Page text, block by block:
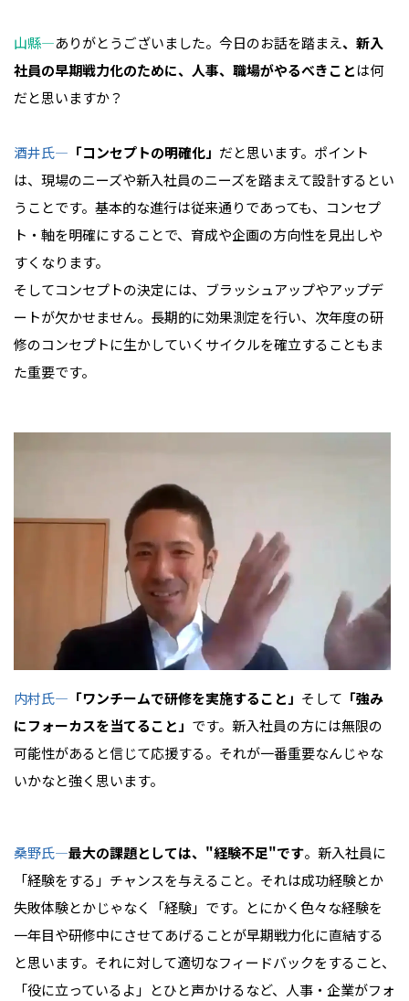
山縣―ありがとうございました。今日のお話を踏まえ、新入
社員の早期戦力化のために、人事、職場がやるべきことは何
だと思いますか？
酒井氏― 「コンセプトの明確化」 だと思います。ポイント
は、現場のニーズや新入社員のニーズを踏まえて設計するとい
うことです。基本的な進行は従来通りであっても、コンセプ
ト・軸を明確にすることで、育成や企画の方向性を見出しや
すくなります。
そしてコンセプトの決定には、ブラッシュアップやアップデ
ートが欠かせません。長期的に効果測定を行い、次年度の研
修のコンセプトに生かしていくサイクルを確立することもま
た重要です。
内村氏― 「ワンチームで研修を実施すること」 そして 「強み
にフォーカスを当てること」 です。新入社員の方には無限の
可能性があると信じて応援する。それが一番重要なんじゃな
いかなと強く思います。
桑野氏―最大の課題としては、"経験不足"です。新入社員に
「経験をする」チャンスを与えること。それは成功経験とか
失敗体験とかじゃなく「経験」です。とにかく色々な経験を
一年目や研修中にさせてあげることが早期戦力化に直結する
と思います。それに対して適切なフィードバックをすること、
「役に立っているよ」とひと声かけるなど、人事・企業がフォ